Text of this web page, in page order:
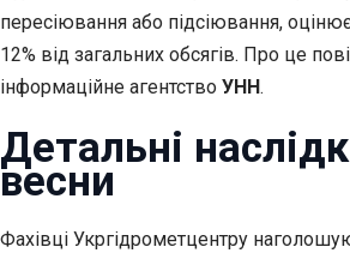
пересіювання або підсіювання,
12% від загальних обсягів. Про це
інформаційне агентство УНН.
Детальні
весни
Фахівці Укргідрометцентру